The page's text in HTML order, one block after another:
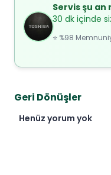
Servis şu an
30 dk içinde
⭐ %98
Geri Dönüşler
Henüz yorum yok